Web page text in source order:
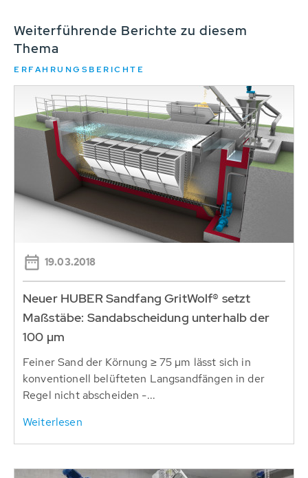
Weiterführende Berichte zu diesem
Thema
ERFAHRUNGSBERICHTE
19.03.2018
Neuer HUBER Sandfang GritWolf® setzt
Maßstäbe: Sandabscheidung unterhalb der
100 µm
Feiner Sand der Körnung ≥ 75 µm lässt sich in
konventionell belüfteten Langsandfängen in der
Regel nicht abscheiden -...
Weiterlesen